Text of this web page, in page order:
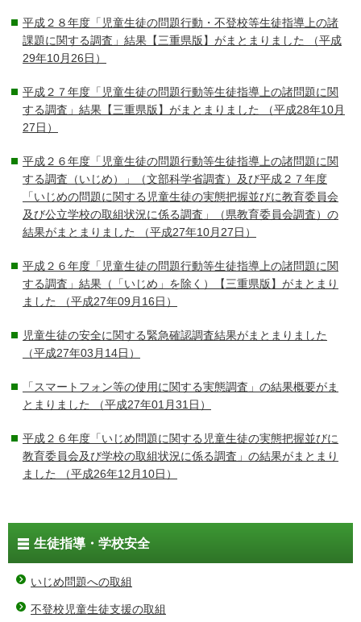
平成２８年度「児童生徒の問題行動・不登校等生徒指導上の諸
課題に関する調査」結果【三重県版】がまとまりました
（平成
29年10月26日）
平成２７年度「児童生徒の問題行動等生徒指導上の諸問題に関
する調査」結果【三重県版】がまとまりました
（平成28年10月
27日）
平成２６年度「児童生徒の問題行動等生徒指導上の諸問題に関
する調査（いじめ）」（文部科学省調査）及び平成２７年度
「いじめの問題に関する児童生徒の実態把握並びに教育委員会
及び公立学校の取組状況に係る調査」（県教育委員会調査）の
結果がまとまりました
（平成27年10月27日）
平成２６年度「児童生徒の問題行動等生徒指導上の諸問題に関
する調査」結果（「いじめ」を除く）【三重県版】がまとまり
ました
（平成27年09月16日）
児童生徒の安全に関する緊急確認調査結果がまとまりました
（平成27年03月14日）
「スマートフォン等の使用に関する実態調査」の結果概要がま
とまりました
（平成27年01月31日）
平成２６年度「いじめ問題に関する児童生徒の実態把握並びに
教育委員会及び学校の取組状況に係る調査」の結果がまとまり
ました
（平成26年12月10日）
生徒指導・学校安全
いじめ問題への取組
不登校児童生徒支援の取組